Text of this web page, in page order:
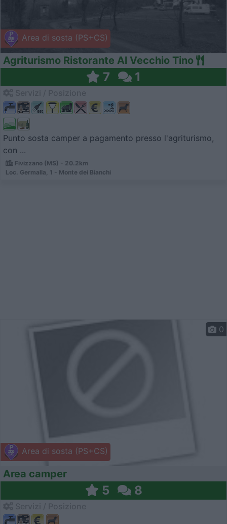
Area di sosta (PS+CS)
Agriturismo Ristorante Al Vecchio Tino
7 1
Punto sosta camper a pagamento presso l'agriturismo,
con ...
Fivizzano (MS) - 20.2km
Loc. Germalla, 1 - Monte dei Bianchi
Area di sosta (PS+CS)
0
Area camper
5 8